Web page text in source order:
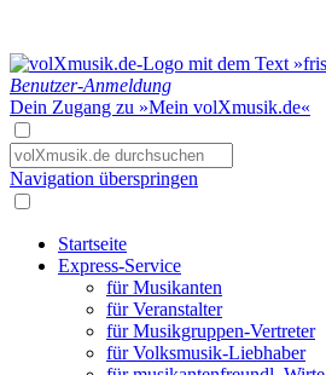
Benutzer-Anmeldung
Dein Zugang zu »Mein volXmusik.de«
Navigation überspringen
Startseite
Express-Service
für Musikanten
für Veranstalter
für Musikgruppen-Vertreter
für Volksmusik-Liebhaber